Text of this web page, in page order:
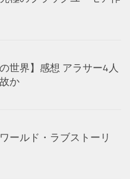
世界】感想 アラサー4人
か
ールド・ラブストーリ